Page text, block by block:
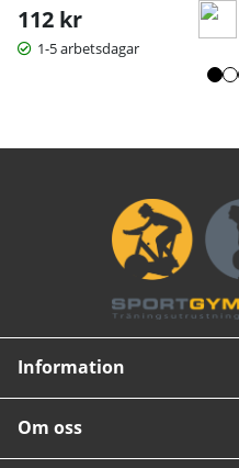
112 kr
1-5 arbetsdagar
Information
Om oss